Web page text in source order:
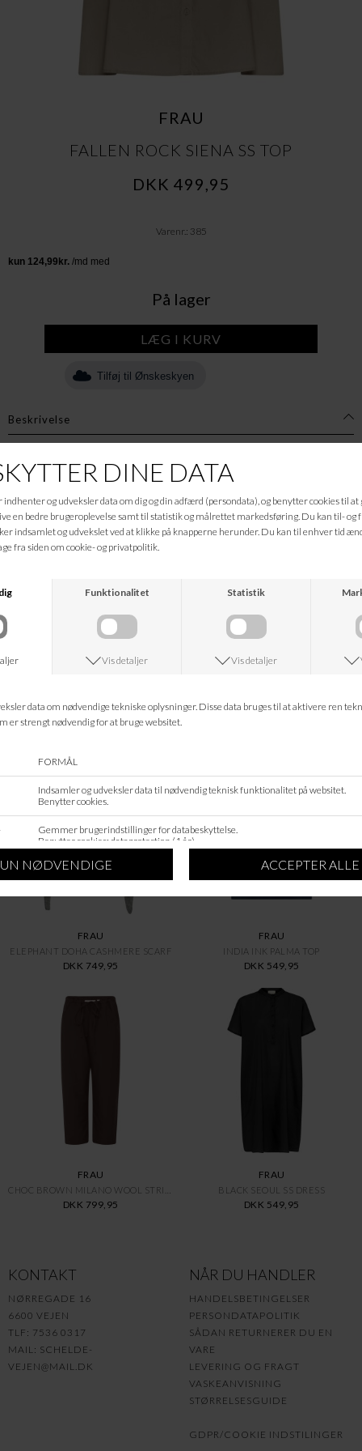
FRAU
FALLEN ROCK SIENA SS TOP
DKK 499,95
Varenr.: 385
På lager
Tilføj til Ønskeskyen
Beskrivelse
skulder og halsskæringen.
Brystmål: 63 cm
Længde for: 68 cm
Længde bag: 67 cm
med 2 for at få den totale omkreds.
Returret?
Kan jeg kontakte jer?
Spørg om varen Tip en ven
ANDRE KØBTE OGSÅ
FRAU
ELEPHANT DOHA CASHMERE SCARF
DKK 749,95
FRAU
INDIA INK PALMA TOP
DKK 549,95
FRAU
DKK 799,95
FRAU
BLACK SEOUL SS DRESS
DKK 549,95
KONTAKT
NØRREGADE 16
6600 VEJEN
TLF: 7536 0317
MAIL: SCHELDE-
VEJEN@MAIL.DK
NÅR DU HANDLER
HANDELSBETINGELSER
PERSONDATAPOLITIK
SÅDAN RETURNERER DU EN
VARE
LEVERING OG FRAGT
VASKEANVISNING
STØRRELSESGUIDE
GDPR/COOKIE INDSTILINGER